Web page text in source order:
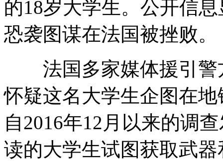
的18岁大学生。公开信
恐袭图谋在法国被挫败。
法国多家媒体援引警
怀疑这名大学生企图在
自2016年12月以来的调
读的大学生试图获取武